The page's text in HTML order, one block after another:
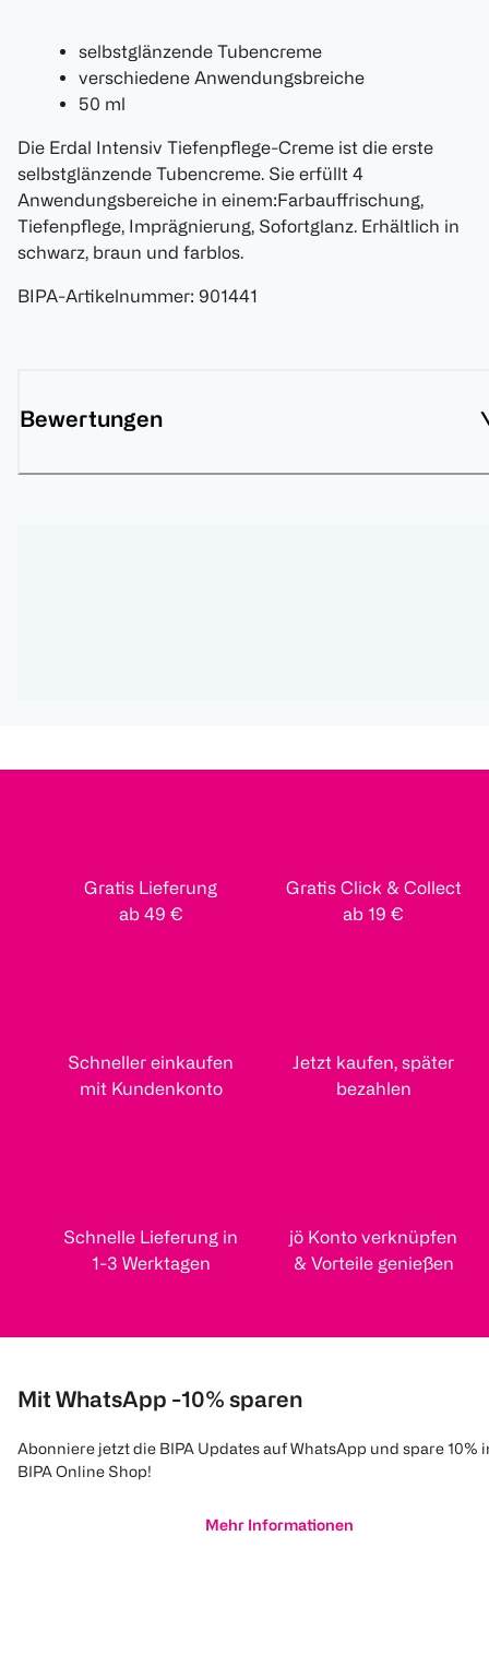
selbstglänzende Tubencreme
verschiedene Anwendungsbreiche
50 ml
Die Erdal Intensiv Tiefenpflege-Creme ist die erste
selbstglänzende Tubencreme. Sie erfüllt 4
Anwendungsbereiche in einem:Farbauffrischung,
Tiefenpflege, Imprägnierung, Sofortglanz. Erhältlich in
schwarz, braun und farblos.
BIPA-Artikelnummer: 901441
Bewertungen
Gratis Lieferung
ab 49 €
Gratis Click & Collect
ab 19 €
Schneller einkaufen
mit Kundenkonto
Jetzt kaufen, später
bezahlen
Schnelle Lieferung in
1-3 Werktagen
jö Konto verknüpfen
& Vorteile genießen
Mit WhatsApp -10% sparen
Abonniere jetzt die BIPA Updates auf WhatsApp und spare 10%
BIPA Online Shop!
Mehr Informationen